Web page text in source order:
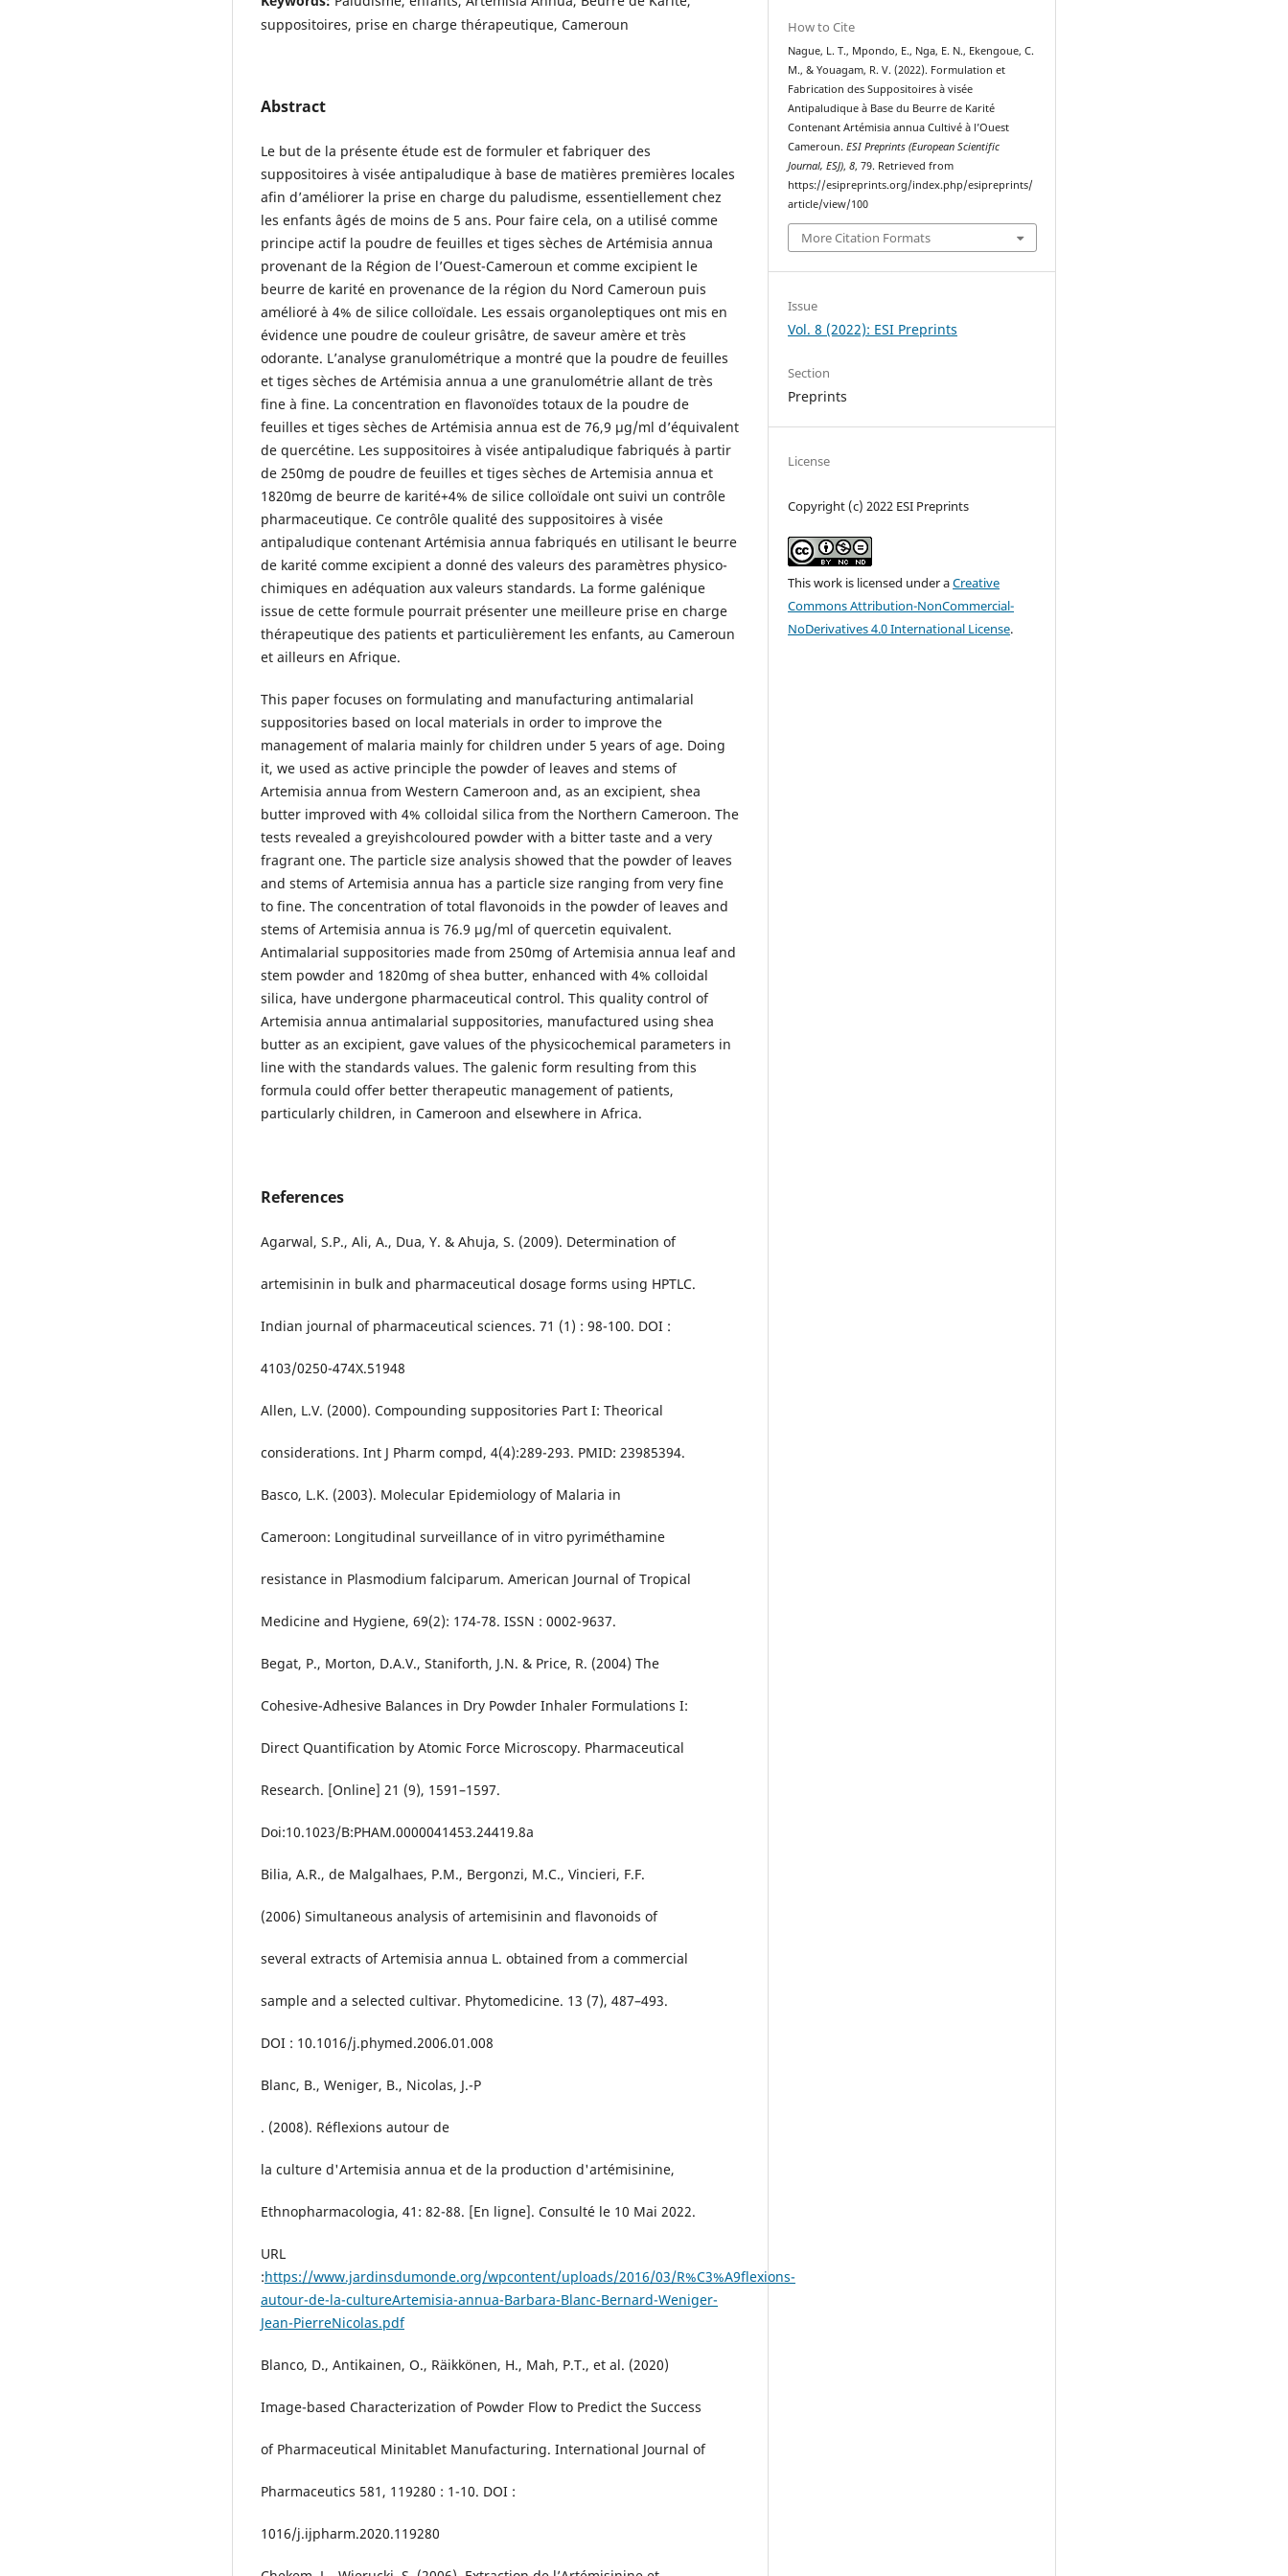
suppositoires, prise en charge thérapeutique, Cameroun
Abstract
Le but de la présente étude est de formuler et fabriquer des
suppositoires à visée antipaludique à base de matières premières locales
afin d’améliorer la prise en charge du paludisme, essentiellement chez
les enfants âgés de moins de 5 ans. Pour faire cela, on a utilisé comme
principe actif la poudre de feuilles et tiges sèches de Artémisia annua
provenant de la Région de l’Ouest-Cameroun et comme excipient le
beurre de karité en provenance de la région du Nord Cameroun puis
amélioré à 4% de silice colloïdale. Les essais organoleptiques ont mis en
évidence une poudre de couleur grisâtre, de saveur amère et très
odorante. L’analyse granulométrique a montré que la poudre de feuilles
et tiges sèches de Artémisia annua a une granulométrie allant de très
fine à fine. La concentration en flavonoïdes totaux de la poudre de
feuilles et tiges sèches de Artémisia annua est de 76,9 μg/ml d’équivalent
de quercétine. Les suppositoires à visée antipaludique fabriqués à partir
de 250mg de poudre de feuilles et tiges sèches de Artemisia annua et
1820mg de beurre de karité+4% de silice colloïdale ont suivi un contrôle
pharmaceutique. Ce contrôle qualité des suppositoires à visée
antipaludique contenant Artémisia annua fabriqués en utilisant le beurre
de karité comme excipient a donné des valeurs des paramètres physico-
chimiques en adéquation aux valeurs standards. La forme galénique
issue de cette formule pourrait présenter une meilleure prise en charge
thérapeutique des patients et particulièrement les enfants, au Cameroun
et ailleurs en Afrique.
This paper focuses on formulating and manufacturing antimalarial
suppositories based on local materials in order to improve the
management of malaria mainly for children under 5 years of age. Doing
it, we used as active principle the powder of leaves and stems of
Artemisia annua from Western Cameroon and, as an excipient, shea
butter improved with 4% colloidal silica from the Northern Cameroon. The
tests revealed a greyishcoloured powder with a bitter taste and a very
fragrant one. The particle size analysis showed that the powder of leaves
and stems of Artemisia annua has a particle size ranging from very fine
to fine. The concentration of total flavonoids in the powder of leaves and
stems of Artemisia annua is 76.9 μg/ml of quercetin equivalent.
Antimalarial suppositories made from 250mg of Artemisia annua leaf and
stem powder and 1820mg of shea butter, enhanced with 4% colloidal
silica, have undergone pharmaceutical control. This quality control of
Artemisia annua antimalarial suppositories, manufactured using shea
butter as an excipient, gave values of the physicochemical parameters in
line with the standards values. The galenic form resulting from this
formula could offer better therapeutic management of patients,
particularly children, in Cameroon and elsewhere in Africa.
References
Agarwal, S.P., Ali, A., Dua, Y. & Ahuja, S. (2009). Determination of
artemisinin in bulk and pharmaceutical dosage forms using HPTLC.
Indian journal of pharmaceutical sciences. 71 (1) : 98-100. DOI :
4103/0250-474X.51948
Allen, L.V. (2000). Compounding suppositories Part I: Theorical
considerations. Int J Pharm compd, 4(4):289-293. PMID: 23985394.
Basco, L.K. (2003). Molecular Epidemiology of Malaria in
Cameroon: Longitudinal surveillance of in vitro pyriméthamine
resistance in Plasmodium falciparum. American Journal of Tropical
Medicine and Hygiene, 69(2): 174-78. ISSN : 0002-9637.
Begat, P., Morton, D.A.V., Staniforth, J.N. & Price, R. (2004) The
Cohesive-Adhesive Balances in Dry Powder Inhaler Formulations I:
Direct Quantification by Atomic Force Microscopy. Pharmaceutical
Research. [Online] 21 (9), 1591–1597.
Doi:10.1023/B:PHAM.0000041453.24419.8a
Bilia, A.R., de Malgalhaes, P.M., Bergonzi, M.C., Vincieri, F.F.
(2006) Simultaneous analysis of artemisinin and flavonoids of
several extracts of Artemisia annua L. obtained from a commercial
sample and a selected cultivar. Phytomedicine. 13 (7), 487–493.
DOI : 10.1016/j.phymed.2006.01.008
Blanc, B., Weniger, B., Nicolas, J.-P
. (2008). Réflexions autour de
la culture d'Artemisia annua et de la production d'artémisinine,
Ethnopharmacologia, 41: 82-88. [En ligne]. Consulté le 10 Mai 2022.
URL
:https://www.jardinsdumonde.org/wpcontent/uploads/2016/03/R%C3%A9flexions-
autour-de-la-cultureArtemisia-annua-Barbara-Blanc-Bernard-Weniger-
Jean-PierreNicolas.pdf
Blanco, D., Antikainen, O., Räikkönen, H., Mah, P.T., et al. (2020)
Image-based Characterization of Powder Flow to Predict the Success
of Pharmaceutical Minitablet Manufacturing. International Journal of
Pharmaceutics 581, 119280 : 1-10. DOI :
1016/j.ijpharm.2020.119280
How to Cite
Nague, L. T., Mpondo, E., Nga, E. N., Ekengoue, C.
M., & Youagam, R. V. (2022). Formulation et
Fabrication des Suppositoires à visée
Antipaludique à Base du Beurre de Karité
Contenant Artémisia annua Cultivé à l’Ouest
Cameroun.ESI Preprints (European Scientific
Journal, ESJ),8, 79. Retrieved from
https://esipreprints.org/index.php/esipreprints/
article/view/100
More Citation Formats
Issue
Vol. 8 (2022): ESI Preprints
Section
Preprints
License
Copyright (c) 2022 ESI Preprints
This work is licensed under aCreative
Commons Attribution-NonCommercial-
NoDerivatives 4.0 International License.